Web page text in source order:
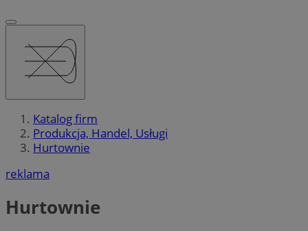
Katalog firm
Produkcja, Handel, Usługi
Hurtownie
reklama
Hurtownie